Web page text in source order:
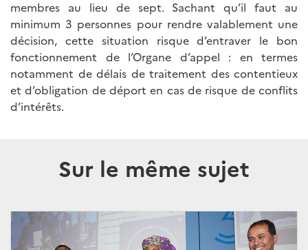
membres au lieu de sept. Sachant qu’il faut au
minimum 3 personnes pour rendre valablement une
décision, cette situation risque d’entraver le bon
fonctionnement de l’Organe d’appel : en termes
notamment de délais de traitement des contentieux
et d’obligation de déport en cas de risque de conflits
d’intérêts.
Sur le même sujet